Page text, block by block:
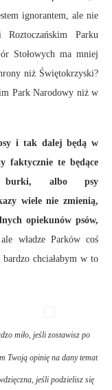
ignorantem, ale nie
Parku
Stołowych ma mniej
niż Świętokrzyski?
Park Narodowy niż w
i tak dalej będą w
faktycznie te będące
burki, albo psy
wiele nie zmienią,
opiekunów psów,
władze Parków coś
chciałabym w to
miło, jeśli zostawisz po
Twoją opinię na dany temat
jeśli podzielisz się